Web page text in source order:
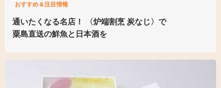
おすすめ＆注目情報
通いたくなる名店！
〈炉端割烹 炭なじ〉で
粟島直送の鮮魚と日本酒を